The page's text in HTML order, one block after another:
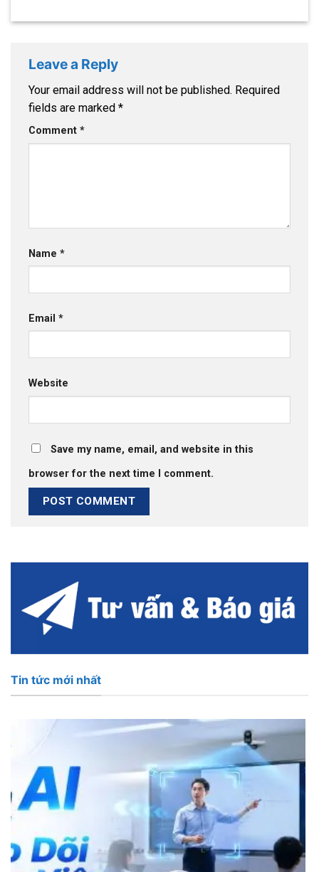
Leave a Reply
Your email address will not be published. Required
fields are marked *
Comment *
Name *
Email *
Website
Save my name, email, and website in this
browser for the next time I comment.
Tin tức mới nhất